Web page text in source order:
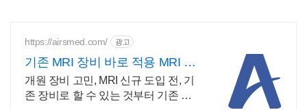
https://airsmed.com/ 광고
기존 MRI 장비 바로 적용 MRI 시
간을 반으로
개원 장비 고민, MRI 신규 도입 전, 기
존 장비로 할 수 있는 것부터 기존 MRI